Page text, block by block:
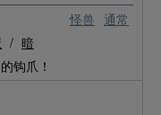
怪兽 通常
/ 暗
钩爪！